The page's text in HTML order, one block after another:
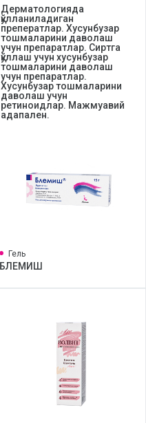
Дерматологияда
қўлланиладиган
преператлар. Хусунбузар
тошмаларини даволаш
учун препаратлар. Сиртга
қўллаш учун хусунбузар
тошмаларини даволаш
учун препаратлар.
Хусунбузар тошмаларини
даволаш учун
ретиноидлар. Мажмуавий
адапален.
Гель
БЛЕМИШ